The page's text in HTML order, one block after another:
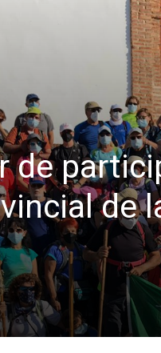
de
de